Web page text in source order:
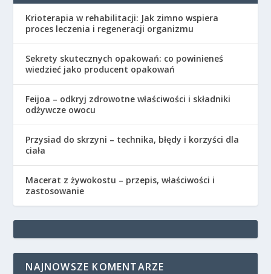
Krioterapia w rehabilitacji: Jak zimno wspiera
proces leczenia i regeneracji organizmu
Sekrety skutecznych opakowań: co powinieneś
wiedzieć jako producent opakowań
Feijoa – odkryj zdrowotne właściwości i składniki
odżywcze owocu
Przysiad do skrzyni – technika, błędy i korzyści dla
ciała
Macerat z żywokostu – przepis, właściwości i
zastosowanie
NAJNOWSZE KOMENTARZE